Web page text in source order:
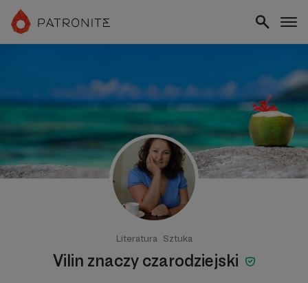
Literatura Sztuka
Vilin znaczy czarodziejski